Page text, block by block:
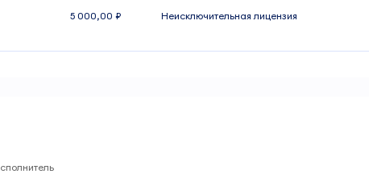
5 000,00 ₽ Неисключительная лицензия